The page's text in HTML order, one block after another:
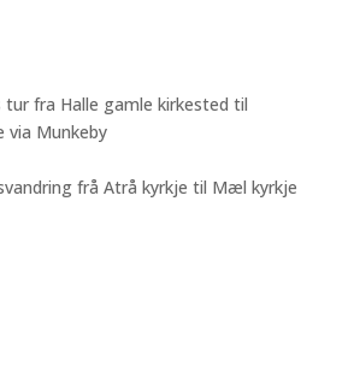
tur fra Halle gamle kirkested til
via Munkeby
frå Atrå kyrkje til Mæl kyrkje